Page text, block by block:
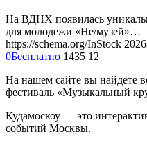
На ВДНХ появилась
для молодежи «Не/музей»…
https://schema.org/InStock
0Бесплатно 1435 12
На нашем сайте вы найдете
фестиваль «Музыкальный
Кудамоскоу — это
событий Москвы.